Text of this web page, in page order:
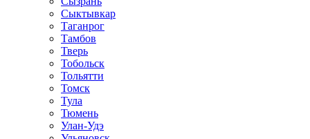
Сыктывкар
Таганрог
Тамбов
Тверь
Тобольск
Тольятти
Томск
Тула
Тюмень
Улан-Удэ